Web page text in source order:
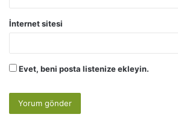
İnternet sitesi
Evet, beni posta listenize ekleyin.